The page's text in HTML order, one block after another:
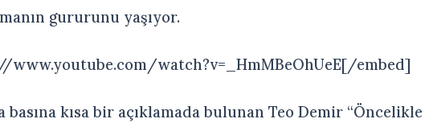
gururunu yaşıyor.
www.youtube.com/watch?v=_HmMBeOhUeE[/embed]
basına kısa bir açıklamada bulunan Teo Demir “Öncelikle